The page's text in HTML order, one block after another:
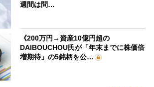
週間は問…
《200万円→資産10億円超の
DAIBOUCHOU氏が「年末までに株価倍
増期待」の5銘柄を公…